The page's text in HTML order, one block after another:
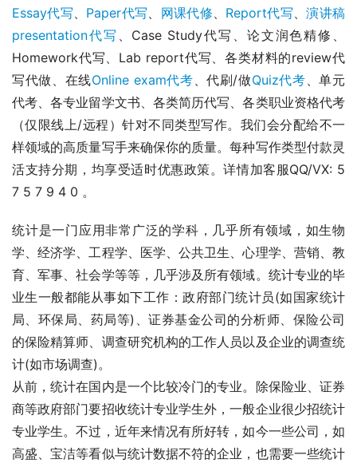
Essay代写、 Paper代写、 网课代修、 Report代写、演讲稿
presentation代写 、Case Study代写、论文润色精修、
Homework代写、Lab report代写、各类材料的review代
写代做、在线Online exam代考、代刷/做Quiz代考、单元
代考、各专业留学文书、各类简历代写、各类职业资格代考
（仅限线上/远程）针对不同类型写作。我们会分配给不一
样领域的高质量写手来确保你的质量。每种写作类型付款灵
活支持分期，均享受适时优惠政策。详情加客服QQ/VX: 5
7 5 7 9 4 0 。
统计是一门应用非常广泛的学科，几乎所有领域，如生物
学、经济学、工程学、医学、公共卫生、心理学、营销、教
育、军事、社会学等等，几乎涉及所有领域。统计专业的毕
业生一般都能从事如下工作：政府部门统计员(如国家统计
局、环保局、药局等)、证券基金公司的分析师、保险公司
的保险精算师、调查研究机构的工作人员以及企业的调查统
计(如市场调查)。
从前，统计在国内是一个比较冷门的专业。除保险业、证券
商等政府部门要招收统计专业学生外，一般企业很少招统计
专业学生。不过，近年来情况有所好转，如今一些公司，如
高盛、宝洁等看似与统计数据不符的企业，也需要一些统计